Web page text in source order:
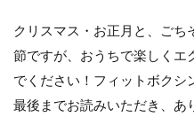
クリスマス・お正月と、ご
節ですが、おうちで楽しくエ
でください！フィットボクシ
最後までお読みいただき、あ